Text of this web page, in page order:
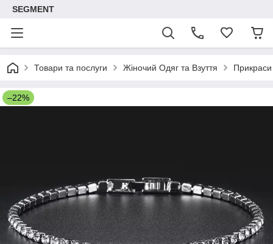
SEGMENT
Товари та послуги Жіночий Одяг та Взуття Прикраси
–22%